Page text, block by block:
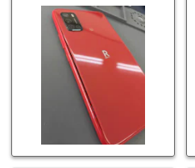
リー膨張のサインか
もしれません！バッ
テリー交換修理事例